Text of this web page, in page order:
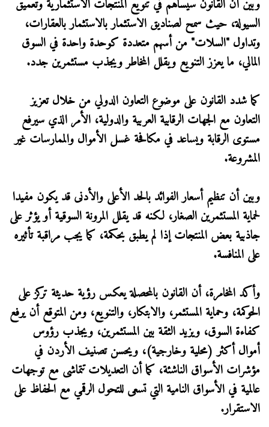
وبين أن القانون سيساهم في تنويع المنتجات الاستثمارية وتعميق
السيولة، حيث سمح لصناديق الاستثمار بالاستثمار بالعقارات،
وتداول "السلات" من أسهم متعددة كوحدة واحدة في السوق
المالي، ما يعزز التنويع ويقلل المخاطر ويجذب مستثمرين جدد.
كما شدد القانون على موضوع التعاون الدولي من خلال تعزيز
التعاون مع الجهات الرقابية العربية والدولية، الأمر الذي سيرفع
مستوى الرقابة ويساعد في مكافحة غسل الأموال والممارسات غير
المشروعة.
وبين أن تنظيم أسعار الفوائد بالحد الأعلى والأدنى قد يكون مفيدا
لحماية المستثمرين الصغار، لكنه قد يقلل المرونة السوقية أو يؤثر على
جاذبية بعض المنتجات إذا لم يطبق بحكمة، كما يجب مراقبة تأثيره
على المنافسة.
وأكد المخامرة، أن القانون بالمحصلة يعكس رؤية حديثة تركز على
الحوكمة، وحماية المستثمر، والابتكار، والتنويع، ومن المتوقع أن يرفع
كفاءة السوق، ويزيد الثقة بين المستثمرين، ويجذب رؤوس
أموال أكثر (محلية وخارجية)، ويحسن تصنيف الأردن في
مؤشرات الأسواق الناشئة، كما أن التعديلات تتماشى مع توجهات
عالمية في الأسواق النامية التي تسعى للتحول الرقمي مع الحفاظ على
الاستقرار.